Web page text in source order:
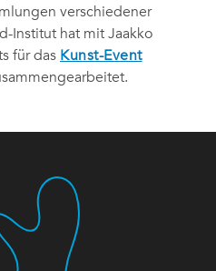
verschiedener
Institut hat mit Jaakko
für das Kunst-Event